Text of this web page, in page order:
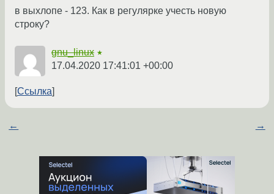
в выхлопе - 123. Как в регулярке учесть новую
строку?
gnu_linux ★
17.04.2020 17:41:01 +00:00
Ссылка
← →